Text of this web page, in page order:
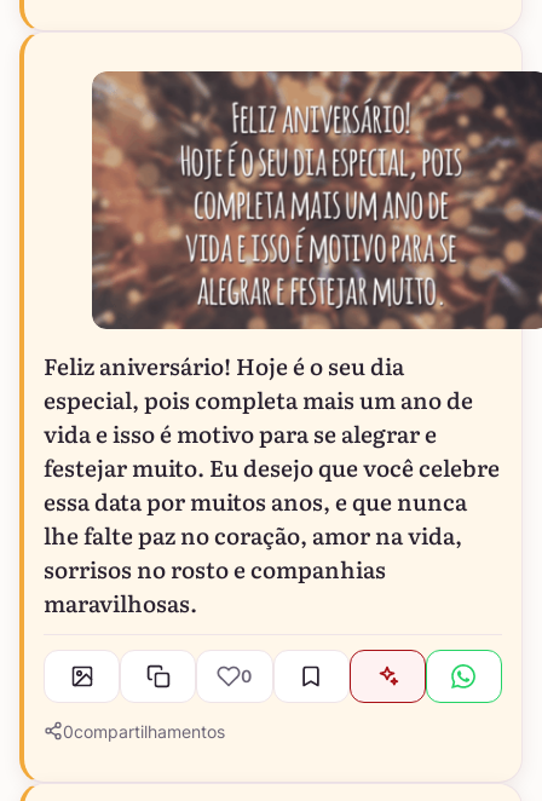
Feliz aniversário! Hoje é o seu dia
especial, pois completa mais um ano de
vida e isso é motivo para se alegrar e
festejar muito. Eu desejo que você celebre
essa data por muitos anos, e que nunca
lhe falte paz no coração, amor na vida,
sorrisos no rosto e companhias
maravilhosas.
0
0compartilhamentos